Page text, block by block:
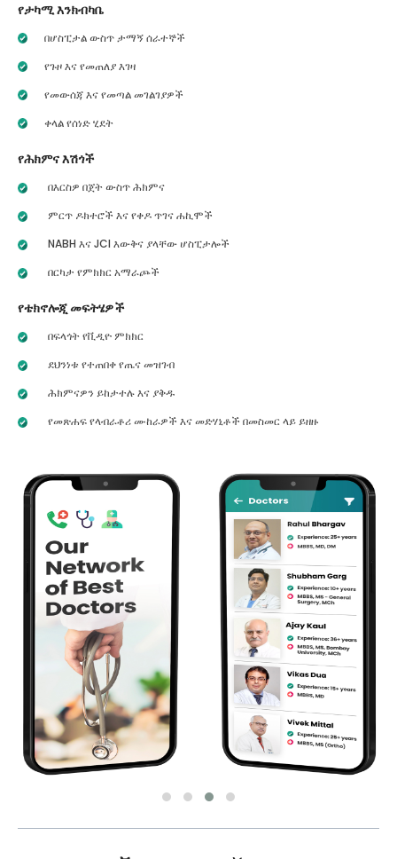
የታካሚ እንክብካቤ
በሆስፒታል ውስጥ ታማኝ ሰራተኞች
የጉዞ እና የመጠለያ እገዛ
የመውሰጃ እና የመጣል መገልገያዎች
ቀላል የሰነድ ሂደት
የሕክምና እሽጎች
በእርስዎ በጀት ውስጥ ሕክምና
ምርጥ ዶክተሮች እና የቀዶ ጥገና ሐኪሞች
NABH እና JCI እውቅና ያላቸው ሆስፒታሎች
በርካታ የምክክር አማራጮች
የቴክኖሎጂ መፍትሄዎች
በፍላጎት የቪዲዮ ምክክር
ደህንነቱ የተጠበቀ የጤና መዝገብ
ሕክምናዎን ይከታተሉ እና ያቅዱ
የመጽሐፍ የላብራቶሪ ሙከራዎች እና መድሃኒቶች በመስመር ላይ ይዘዙ